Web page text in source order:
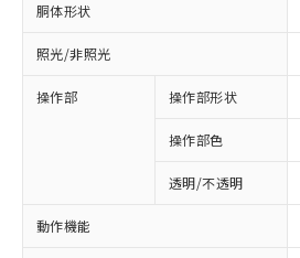
胴体形状
照光/非照光
操作部 操作部形状
操作部色
透明/不透明
動作機能